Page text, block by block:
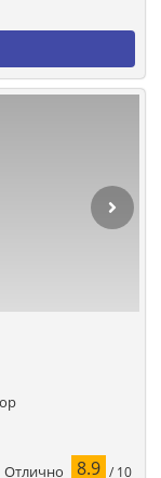
Отлично 8.9 / 10